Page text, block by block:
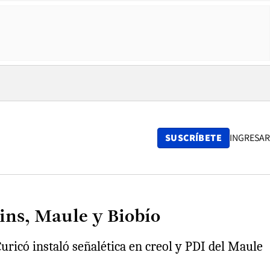
SUSCRÍBETE INGRESAR
Maule y Biobío
instaló señalética en creol y PDI del Maule